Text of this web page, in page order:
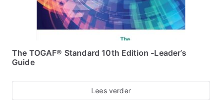
The TOGAF® Standard 10th Edition -Leader’s
Guide
Lees verder